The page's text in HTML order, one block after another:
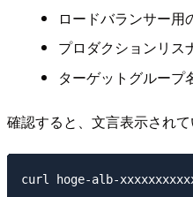
ロードバランサー用
プロダクションリス
ターゲットグループ
確認すると、文言表示されて
curl hoge-alb-